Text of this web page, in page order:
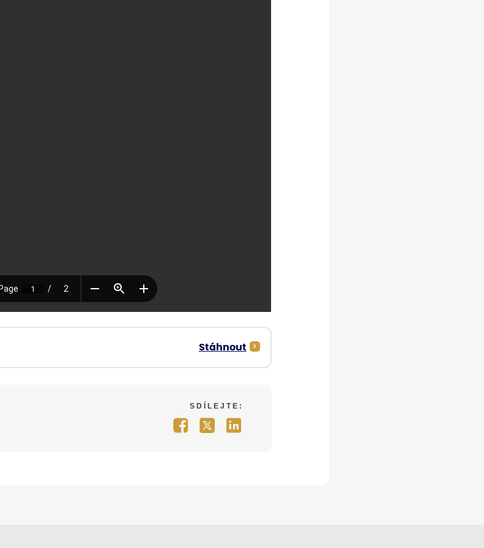
Stáhnout
SDÍLEJTE: